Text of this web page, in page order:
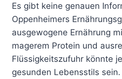
Es gibt keine genauen
Oppenheimers
ausgewogene Ernährung
magerem Protein und
Flüssigkeitszufuhr könnte
gesunden Lebensstils sein.